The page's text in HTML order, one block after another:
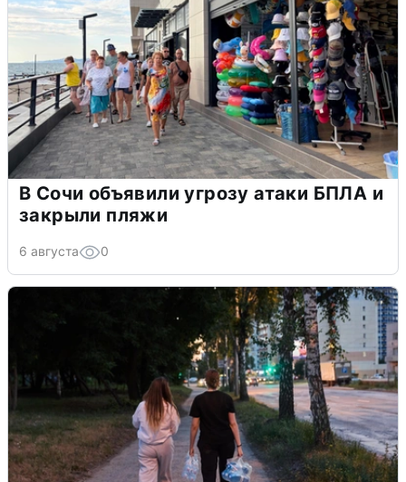
В Сочи объявили угрозу атаки БПЛА и
закрыли пляжи
6 августа 0